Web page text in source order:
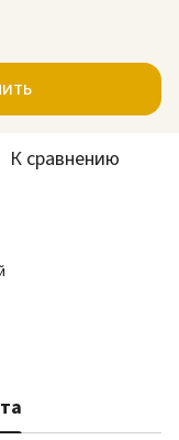
К сравнению